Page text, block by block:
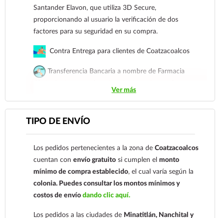
Ver más
Santander Elavon, que utiliza 3D Secure,
proporcionando al usuario la verificación de dos
factores para su seguridad en su compra.
Contra Entrega para clientes de Coatzacoalcos
Transferencia Bancaria a nombre de Farmacia
cuenta: Clave: 014854655008143954
Para esta forma de pago el cliente deberá enviar su
comprobante de pago a al siguiente correo
nuestro
921 261 8491
Ver más
TIPO DE ENVÍO
Los pedidos pertenecientes a la zona deCoatzacoalcos
cuentan conenvío gratuito si cumplen elmonto
mínimo de compra establecido, el cual varía según la
colonia. Puedes consultar los montos mínimos y
costos de envíodando clic aquí.
Los pedidos a las ciudades de Minatitlán, Nanchital y